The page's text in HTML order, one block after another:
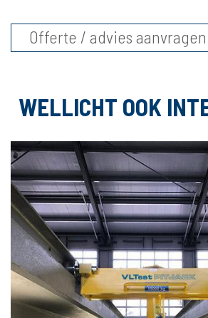
Offerte / advies aanvragen
WELLICHT OOK